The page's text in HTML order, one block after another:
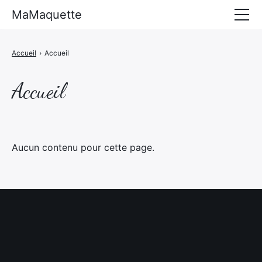
Accueil
Accueil › Accueil
Aucun contenu pour cette page.
MaMaquette